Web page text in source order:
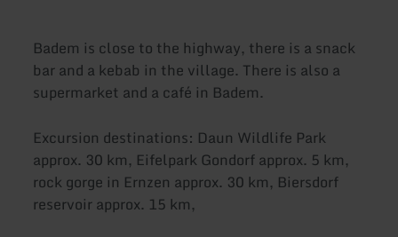
Badem is close to the highway, there is a snack
bar and a kebab in the village. There is also a
supermarket and a café in Badem.
Excursion destinations: Daun Wildlife Park
approx. 30 km, Eifelpark Gondorf approx. 5 km,
rock gorge in Ernzen approx. 30 km, Biersdorf
reservoir approx. 15 km,